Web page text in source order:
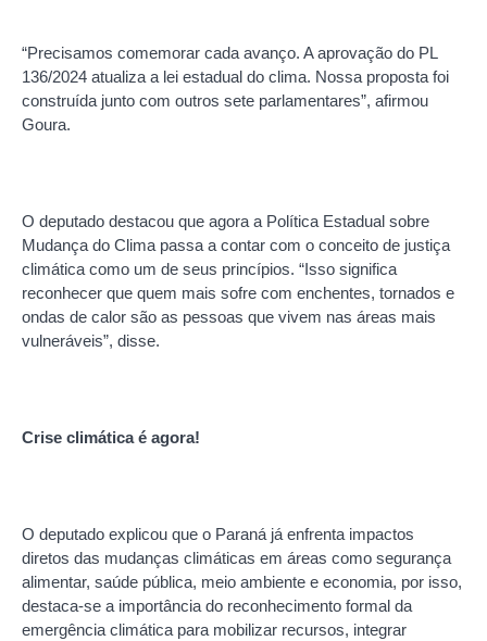
“Precisamos comemorar cada avanço. A aprovação do PL
136/2024 atualiza a lei estadual do clima. Nossa proposta foi
construída junto com outros sete parlamentares”, afirmou
Goura.
O deputado destacou que agora a Política Estadual sobre
Mudança do Clima passa a contar com o conceito de justiça
climática como um de seus princípios. “Isso significa
reconhecer que quem mais sofre com enchentes, tornados e
ondas de calor são as pessoas que vivem nas áreas mais
vulneráveis”, disse.
Crise climática é agora!
O deputado explicou que o Paraná já enfrenta impactos
diretos das mudanças climáticas em áreas como segurança
alimentar, saúde pública, meio ambiente e economia, por isso,
destaca-se a importância do reconhecimento formal da
emergência climática para mobilizar recursos, integrar